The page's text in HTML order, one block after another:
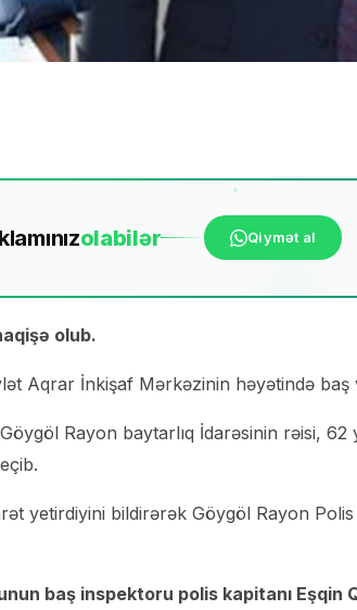
olabilər Qiymət al
olub.
Aqrar İnkişaf Mərkəzinin həyətində baş
Rayon baytarlıq İdarəsinin rəisi, 62
yetirdiyini bildirərək Göygöl Rayon
baş inspektoru polis kapitanı Eşqin